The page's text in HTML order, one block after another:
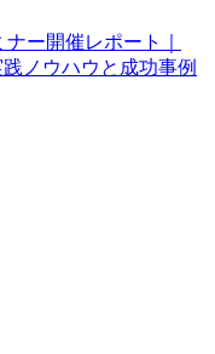
ー開催レポート｜
ノウハウと成功事例